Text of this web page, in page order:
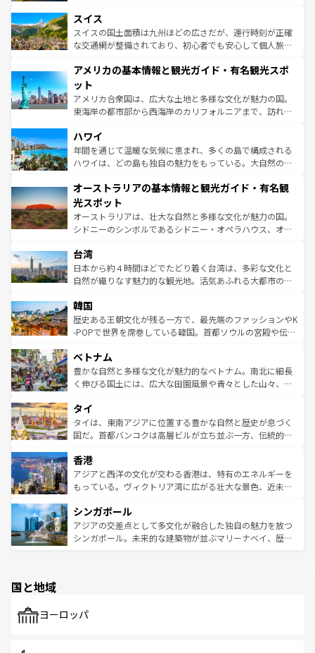
を参照してほしい。
は、お酒好きな人にはぜひ体験してほしい。 なお、新着の
ドイツ情報はコンテンツ一覧を参照してほしい。
リアごとに異なる魅力がある。また、優雅なアフタヌーン
ティー、ビール好きにはたまらない英国パブ、サッカー観
戦など、本場だからこそできる体験も豊富。イギリスを旅
ンツ一覧を参照してほしい。
スイス
スイスの国土面積は九州ほどの広さだが、運行時刻が正確
な交通網が整備されており、初心者でも安心して個人旅行
の建物がそのまま残る町や、スイスならではのユニークな
博物館もあり、アルプス観光だけでなく町歩きも満喫する
ことができる。国民の所得が高いため物価も高いが、旅行
者向けの交通パス提供のサービスもあり、うまく活用すれ
着のスイス情報は
アメリカの基本情報と観光ガイド・有名観光スポ
ット
アメリカ合衆国は、広大な土地と多様な文化が魅力の国。
東海岸の都市部から西海岸のカリフォルニアまで、訪れる
のような巨大都市は、観光、ショッピング、エンターテイ
ンメントが詰まった刺激的なスポットだ。一方、アメリカ
西部には大自然が広がり、グランドキャニオンやイエロー
部のニューオーリンズでは、音楽と美食が融合した独特の
文化が魅力。旅行者はアメリカの各地域で異なる魅力を楽
しみながら、その多様性と豊かな歴史を感じることができ
るだろう。車でのロードトリップや列車の旅も、アメリカ
情報は
ハワイ
年間を通じて温暖な気候に恵まれ、多くの島で構成される
ハワイは、どの島も独自の魅力をもっている。大自然の神
ワイ島は見逃せない。また、定番の観光地といえばオアフ
島だが、静かな自然を求めるならマウイ島やカウアイ島が
おすすめ。エメラルドグリーンに輝く海をはじめ、豊かな
文化や歴史が息づいている。「アロハスピリット」と呼ば
人々、おいしいローカルフードやハワイアンミュージッ
ク、伝統的なフラダンスなど、すべてがハワイの魅力を彩
っている。訪れるたびに新しい発見と感動が待っているハ
はコンテンツ一覧
オーストラリアの基本情報と観光ガイド・有名観
光スポット
オーストラリアは、壮大な自然と多様な文化が魅力の国。
シドニーのシンボルであるシドニー・オペラハウス、オー
リアリーフや大陸中央部にそびえるウルル（エアーズロッ
ク）、タスマニアの美しい原生林やケアンズの熱帯雨林な
ど、見どころがたくさん。また、カフェやワイン、オージ
いる。アクティビティも充実しており、サーフィンやダイ
ビング、ハイキングなど、アウトドア好きにはたまらな
い。オーストラリアの多彩な魅力を存分に味わいつくそ
参照してほしい。
台湾
日本から約４時間ほどでたどり着く台湾は、多彩な文化と
自然が織りなす魅力的な観光地。活気あふれる大都市の台
ン）、静ひつな山岳地帯である台湾東部など、都市の喧騒
と山間の静けさが共存しており、訪れる人に新しい発見と
驚きをもたらしてくれる。また、奥深い台湾の食文化も魅
容にもいいと評判のスイーツなど、バラエティ豊かな料理
が味わえる。 なお、新着の台湾情報は コンテンツ一覧を参
照してほしい。
韓国
歴史ある王朝文化が残る一方で、最先端のファッションやK
-POPで世界を席巻している韓国。首都ソウルの宮殿や伝統
き、地方に足を延ばせば四季折々の自然美を楽しむことが
できる。そして、キムチや焼肉、絶品のストリートフード
まで、さまざまな韓国料理が待っている。夜には、韓国な
リティに包まれながら、韓国の多彩な魅力を心ゆくまで味
わってみてほしい。 なお、新着の韓国情報はコンテンツ一
覧を参照してほしい。
ベトナム
豊かな自然と多様な文化が魅力的なベトナム。南北に細長
く伸びる国土には、広大な田園風景や青々とした山々、世
急速な発展と共に伝統が息づく。ハノイの古い町並みやホ
ーチミン市のフランス統治時代の建物も、独特の雰囲気を
醸し出している。また、バラエティの豊かさとおいしさで
とつ。フォーやバインミー、ベトナムコーヒーなどは、ぜ
ひ現地で味わいたい。どの地域を訪れてもあたたかい人々
が旅行者を迎えてくれるので、きっと忘れられない旅にな
参照してほしい。
タイ
タイは、東南アジアに位置する豊かな自然と歴史が息づく
国だ。首都バンコクは高層ビルが立ち並ぶ一方、伝統的な
の活気が交差している。北部ではチェンマイなどの山岳地
帯で自然と触れ合い、南部ではプーケットやクラビの美し
いビーチでリゾート気分を楽しむことができる。タイ料理
激する。気候は一年中温暖で、どの季節にも異なる楽しみ
が待っている。親しみやすいタイの人々、仏教を中心とし
た文化、そして多様な観光資源が、訪れる旅人を魅了し続
香港
アジアと西洋の文化が交わる香港は、特有のエネルギーを
もっている。ヴィクトリア湾に広がる壮大な景色、近未来
み、どこを訪れても感動するはず。観光スポットが密集し
ており、効率よく見どころを回れるのも魅力。息をのむよ
うな絶景から文化的な体験まで、香港を存分に楽しみ尽く
シンガポール
アジアの交差点として多文化が融合した独自の魅力を放つ
シンガポール。未来的な建築物が並ぶマリーナベイ、歴史
で、ホーカーズは地元の風情を楽しめる外せないスポット
国と地域
ヨーロッパ